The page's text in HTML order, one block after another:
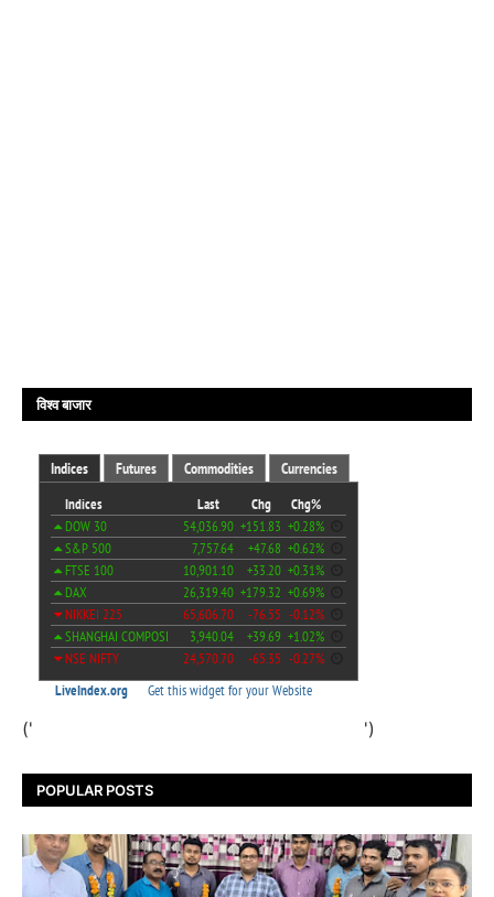
विश्व बाजार
(' ')
POPULAR POSTS